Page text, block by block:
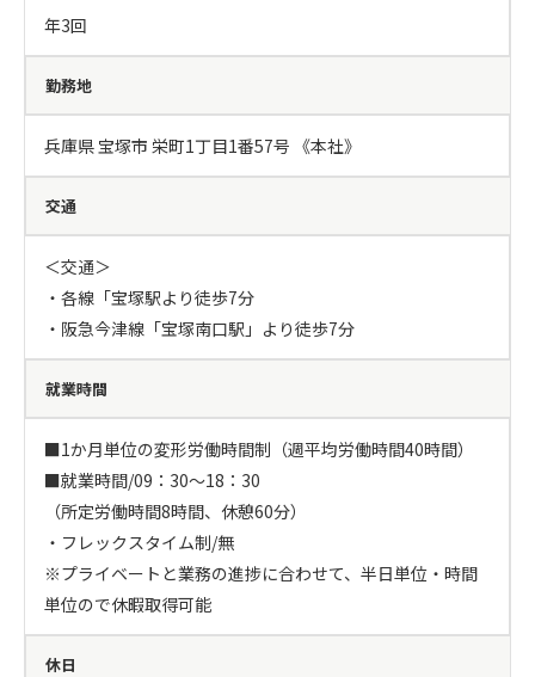
年3回
勤務地
兵庫県 宝塚市 栄町1丁目1番57号 《本社》
交通
＜交通＞
・各線「宝塚駅より徒歩7分
・阪急今津線「宝塚南口駅」より徒歩7分
就業時間
■1か月単位の変形労働時間制（週平均労働時間40時間）
■就業時間/09：30～18：30
（所定労働時間8時間、休憩60分）
・フレックスタイム制/無
※プライベートと業務の進捗に合わせて、半日単位・時間
単位ので休暇取得可能
休日